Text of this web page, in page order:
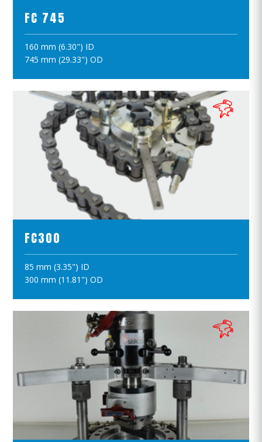
FC 745
160 mm (6.30") ID
745 mm (29.33") OD
ПОЛОЖИТЪ В КОРЗИНУ
FC300
85 mm (3.35") ID
300 mm (11.81") OD
ПРОСМОТР ПРОДУКТОВ
ПОЛОЖИТЪ В КОРЗИНУ
ПРОСМОТР ПРОДУКТОВ